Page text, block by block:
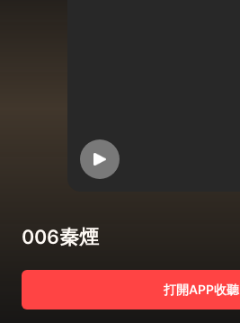
006秦煙
打開APP收聽